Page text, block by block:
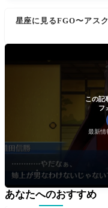
星座に見るFGO〜アス
この記
フ
最新情
あなたへのおすすめ